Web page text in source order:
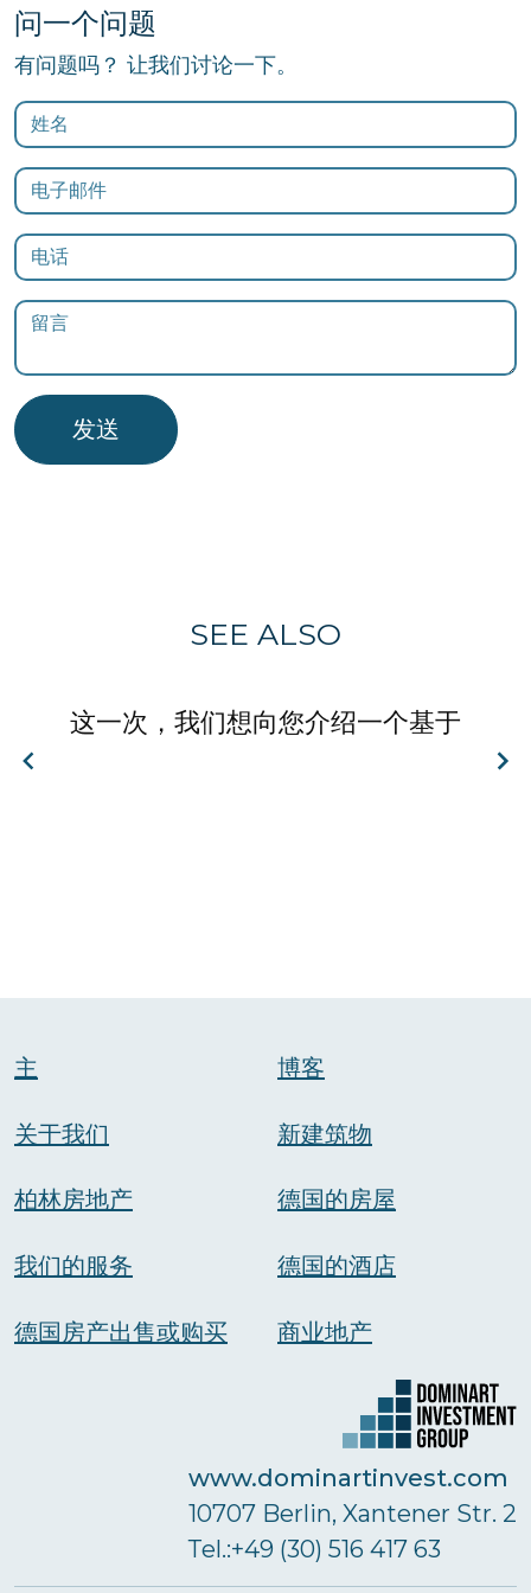
问一个问题
有问题吗？ 让我们讨论一下。
发送
SEE ALSO
这一次，我们想向您介绍一个基于
主
关于我们
柏林房地产
我们的服务
德国房产出售或购买
博客
新建筑物
德国的房屋
德国的酒店
商业地产
www.dominartinvest.com
10707 Berlin, Xantener Str. 2
Тel.:+49 (30) 516 417 63